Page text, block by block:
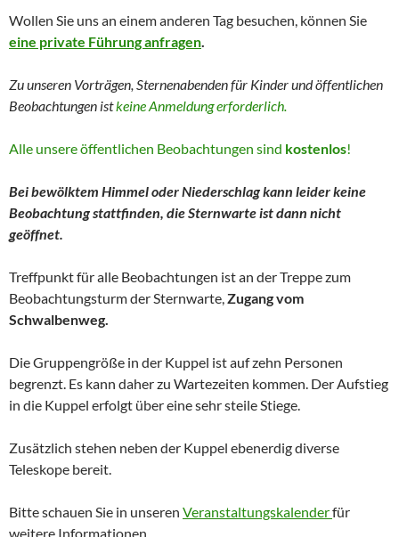
Wollen Sie uns an einem anderen Tag besuchen, können Sie
eine private Führung anfragen.
Zu unseren Vorträgen, Sternenabenden für Kinder undöffentlichen
Beobachtungen istkeine Anmeldung erforderlich.
Alle unsere öffentlichen Beobachtungen sind kostenlos!
Bei bewölktem Himmel oder Niederschlag kann leider keine
Beobachtung stattfinden, die Sternwarte ist dann nicht
geöffnet.
Treffpunkt für alle Beobachtungen ist an der Treppe zum
Beobachtungsturm der Sternwarte,Zugang vom
Schwalbenweg.
Die Gruppengröße in der Kuppel ist auf zehn Personen
begrenzt. Es kann daher zu Wartezeiten kommen. Der Aufstieg
in die Kuppel erfolgt über eine sehr steile Stiege.
Zusätzlich stehen neben der Kuppel ebenerdig diverse
Teleskope bereit.
Bitte schauen Sie in unseren Veranstaltungskalenderfür
weitere Informationen.